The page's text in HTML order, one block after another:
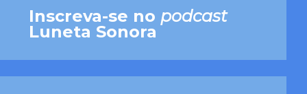
Inscreva-se no podcast
Luneta Sonora